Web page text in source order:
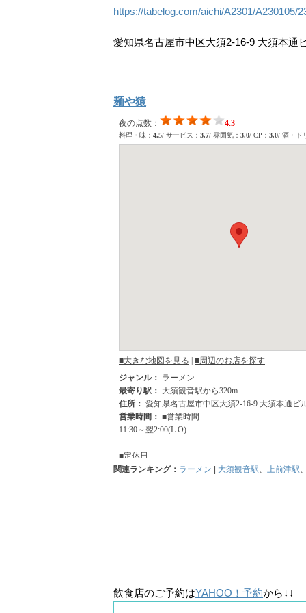
https://tabelog.com/aichi/A2301/A230105/
愛知県名古屋市中区大須2-16-9 大須本通
麺や猿
関連ランキング： ラーメン 大須観音駅、 上前津駅、
飲食店のご予約はYAHOO！予約から↓↓